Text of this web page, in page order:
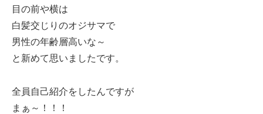
目の前や横は
白髪交じりのオジサマで
男性の年齢層高いな～
と新めて思いましたです。
全員自己紹介をしたんですが
まぁ～！！！